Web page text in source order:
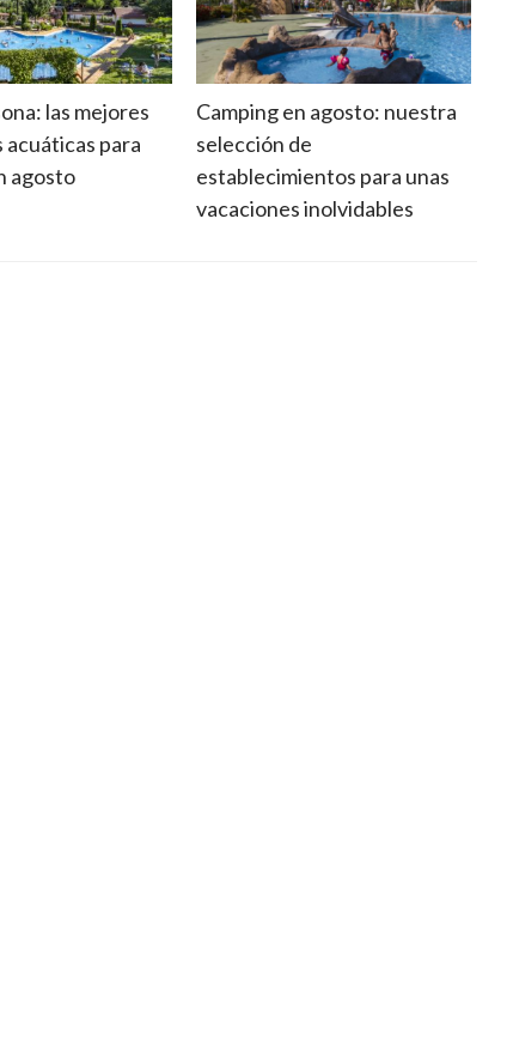
las mejores
para
agosto
Camping en agosto: nuestra
selección de
establecimientos para unas
vacaciones inolvidables